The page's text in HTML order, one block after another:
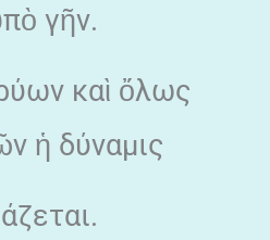
γῆν.
καὶ ὄλως
ἡ δύναμις